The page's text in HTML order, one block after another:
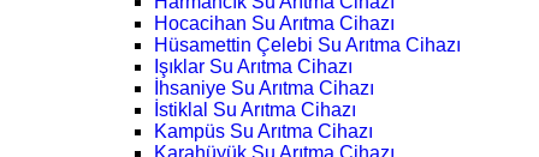
Hocacihan Su Arıtma Cihazı
Hüsamettin Çelebi Su Arıtma Cihazı
Işıklar Su Arıtma Cihazı
İhsaniye Su Arıtma Cihazı
İstiklal Su Arıtma Cihazı
Kampüs Su Arıtma Cihazı